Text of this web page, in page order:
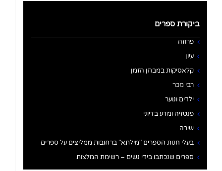
ביקורת ספרים
פרוזה
עיון
קלאסיקות במבחן הזמן
רבי מכר
ילדים ונוער
פנטזיה ומדע בדיוני
שירה
בעלי חנות הספרים "מילתא" ברחובות ממליצים על ספרים
ספרים שנכתבו בידי נשים – רשימת המלצות